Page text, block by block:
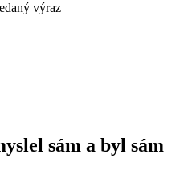
výraz
sám a byl sám